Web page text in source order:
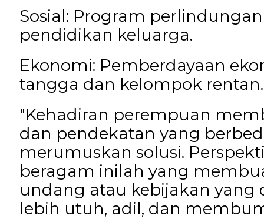
Sosial: Program
pendidikan keluarga.
Ekonomi: Pemberdayaan
tangga dan kelompok rentan.
"Kehadiran perempuan
dan pendekatan yang
merumuskan solusi.
beragam inilah yang
undang atau kebijakan yang
lebih utuh, adil, dan